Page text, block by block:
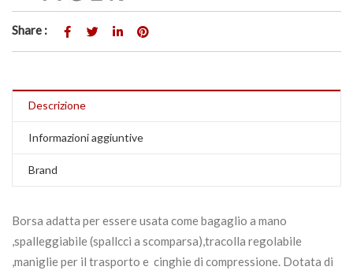
Share :
Descrizione
Informazioni aggiuntive
Brand
Borsa adatta per essere usata come bagaglio a mano
,spalleggiabile (spallcci a scomparsa),tracolla regolabile
,maniglie per il trasporto e cinghie di compressione. Dotata di